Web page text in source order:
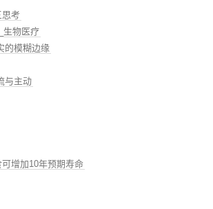
考
生物医疗
的模糊边缘
与主动
增加10年预期寿命